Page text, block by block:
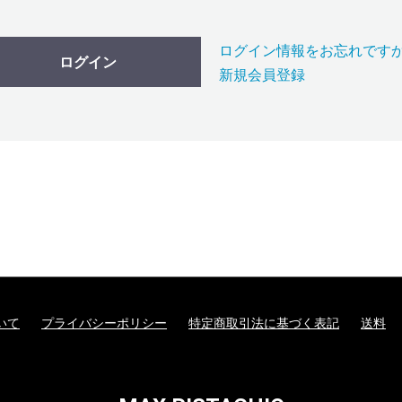
ログイン
ログイン情報をお忘れです
新規会員登録
て プライバシーポリシー 特定商取引法に基づく表記 送料